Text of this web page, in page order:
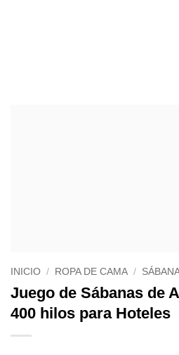
INICIO / ROPA DE CAMA /
Juego de Sábanas de
400 hilos para Hoteles